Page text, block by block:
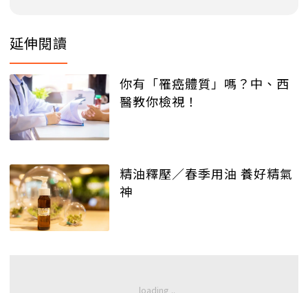
延伸閱讀
你有「罹癌體質」嗎？中、西
醫教你檢視！
精油釋壓／春季用油 養好精氣
神